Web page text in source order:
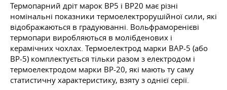
Термопарний дріт марок ВР5 і ВР20 має різні
номінальні показники термоелектрорушійної сили, які
відображаються в градуюванні. Вольфраморенієві
термопари виробляються в молібденових і
керамічних чохлах. Термоелектрод марки BAP-5 (або
BP-5) комплектується тільки разом з електродом і
термоелектродом марки BP-20, які мають ту саму
статистичну характеристику, взяту з однієї серії.